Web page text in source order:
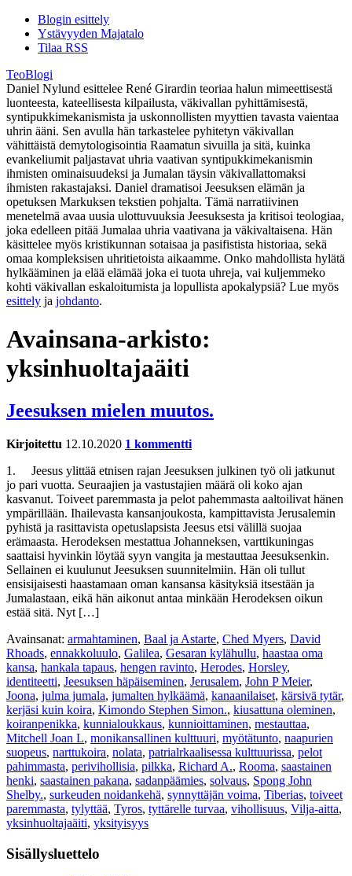
Blogin esittely
Ystävyyden Majatalo
Tilaa RSS
TeoBlogi
Daniel Nylund esittelee René Girardin teoriaa halun mimeettisestä
luonteesta, kateellisesta kilpailusta, väkivallan pyhittämisestä,
syntipukkimekanismista ja uskonnollisten myyttien tavasta vaientaa
uhrin ääni. Sen avulla hän tarkastelee pyhitetyn väkivallan
vähittäistä demytologisointia Raamatun sivuilla ja sitä, kuinka
evankeliumit paljastavat uhria vaativan syntipukkimekanismin
ihmisten ominaisuudeksi ja Jumalan täysin väkivallattomaksi
ihmisten rakastajaksi. Daniel dramatisoi Jeesuksen elämän ja
opetuksen Markuksen tekstien pohjalta. Tämä narratiivinen
menetelmä avaa uusia ulottuvuuksia Jeesuksesta ja kritisoi teologiaa,
joka edelleen pitää Jumalaa uhria vaativana ja väkivaltaisena. Hän
käsittelee myös kristikunnan sotaisaa ja pasifistista historiaa, sekä
omaa kompleksisen uhritietoista aikaamme. Onko mahdollista hylätä
hylkääminen ja elää elämää joka ei tuota uhreja, vai kuljemmeko
kohti väkivallan eskaloitumista ja lopullista apokalypsiä? Lue myös
esittely ja johdanto.
Avainsana-arkisto:
yksinhuoltajaäiti
Jeesuksen mielen muutos.
Kirjoitettu 12.10.2020 1 kommentti
1. Jeesus ylittää etnisen rajan Jeesuksen julkinen työ oli jatkunut
jo pari vuotta. Seuraajien ja vastustajien määrä oli koko ajan
kasvanut. Toiveet paremmasta ja pelot pahemmasta aaltoilivat hänen
ympärillään. Ihailevasta kansanjoukosta, kampittavista Jerusalemin
pyhistä ja rasittavista opetuslapsista Jeesus etsi välillä suojaa
erämaasta. Herodeksen mestattua Johanneksen, varttikuningas
saattaisi hyvinkin löytää syyn vangita ja mestauttaa Jeesuksenkin.
Sellainen ei kuulunut Jeesuksen suunnitelmiin. Hän oli tullut
ensisijaisesti haastamaan oman kansansa käsityksiä itsestään ja
Jumalastaan, eikä hän aikonut antaa minkään Herodeksen oikun
estää sitä. Nyt […]
Avainsanat: armahtaminen, Baal ja Astarte, Ched Myers, David
Rhoads, ennakkoluulo, Galilea, Gesaran kylähullu, haastaa oma
kansa, hankala tapaus, hengen ravinto, Herodes, Horsley,
identiteetti, Jeesuksen häpäiseminen, Jerusalem, John P Meier,
Joona, julma jumala, jumalten hylkäämä, kanaanilaiset, kärsivä tytär,
kerjäsi kuin koira, Kimondo Stephen Simon., kiusattuna oleminen,
koiranpenikka, kunnialoukkaus, kunnioittaminen, mestauttaa,
Mitchell Joan L, monikansallinen kulttuuri, myötätunto, naapurien
suopeus, narttukoira, nolata, patrialrkaalisessa kulttuurissa, pelot
pahimmasta, perivihollisia, pilkka, Richard A., Rooma, saastainen
henki, saastainen pakana, sadanpäämies, solvaus, Spong John
Shelby., surkeuden noidankehä, synnyttäjän voima, Tiberias, toiveet
paremmasta, tylyttää, Tyros, tyttärelle turvaa, vihollisuus, Vilja-aitta,
yksinhuoltajaäiti, yksityisyys
Sisällysluettelo